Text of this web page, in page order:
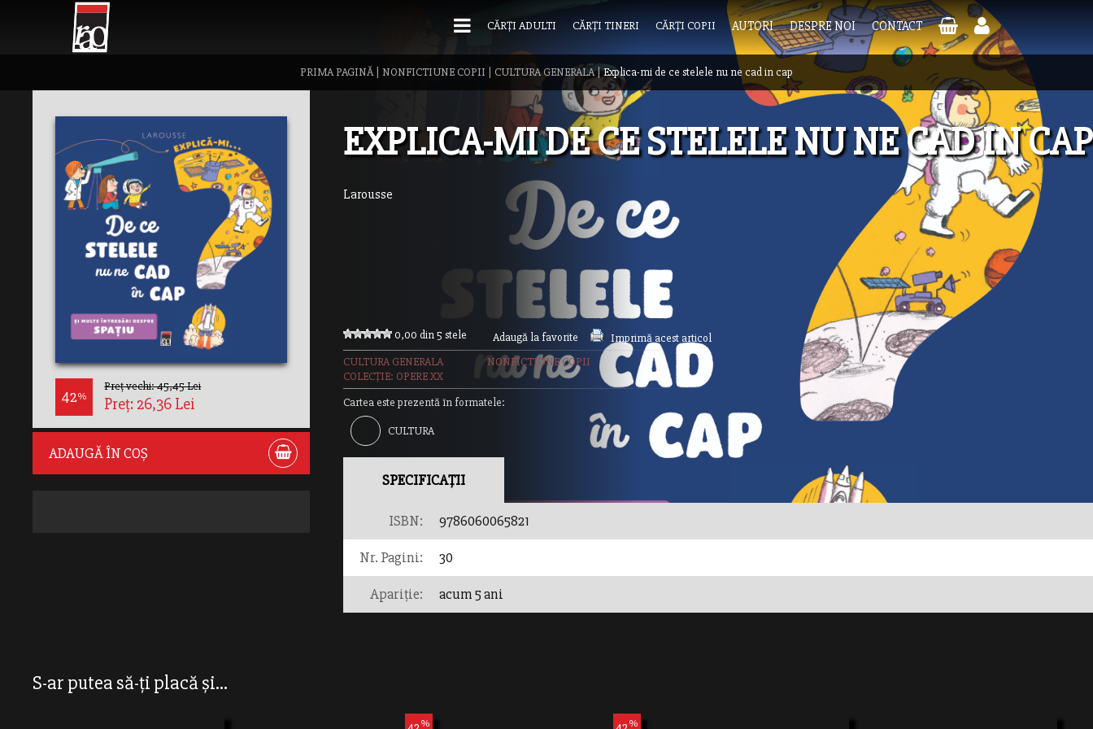
CĂRȚI ADULTI CĂRȚI TINERI CĂRȚI COPII AUTORI DESPRE NOI CONTACT
PRIMA PAGINĂ| NONFICTIUNE COPII CULTURA GENERALA|Explica-mi de ce stelele nu ne cad in cap
42%
Preț vechi: 45,45 Lei
Preț: 26,36 Lei
ADAUGĂ ÎN COȘ
EXPLICA-MI DE CE STELELE NU NE CAD IN CAP
Larousse
0,00 din 5 stele Adaugă la favorite
Imprimă acest articol
CULTURA GENERALA
NONFICTIUNE COPII
COLECȚIE: OPERE XX
Cartea este prezentă în formatele:
CULTURA
SPECIFICAȚII
ISBN: 9786060065821
Nr. Pagini: 30
Apariție: acum 5 ani
S-ar putea să-ți placă și...
% %